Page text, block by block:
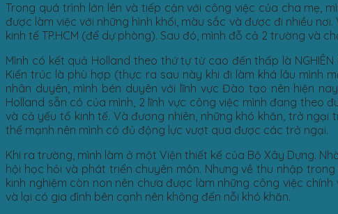
Trong quá trình lớn lên và tiếp cận với công việc của cha mẹ,
được làm việc với những hình khối, màu sắc và được đi nhiều
kinh tế TP.HCM (để dự phòng). Sau đó, mình đỗ cả 2 trường và
Mình có kết quả Holland theo thứ tự từ cao đến thấp là NGHIÊN
Kiến trúc là phù hợp (thực ra sau này khi đi làm khá lâu mình
nhân duyên, mình bén duyên với lĩnh vực Đào tạo nên hiện
Holland sẵn có của mình, 2 lĩnh vực công việc mình đang theo
và cả yếu tố kinh tế. Và đương nhiên, những khó khăn, trở
thế mạnh nên mình có đủ động lực vượt qua được các trở ngại.
Khi ra trường, mình làm ở một Viện thiết kế của Bộ Xây Dựng.
hội học hỏi và phát triển chuyên môn. Nhưng về thu nhập
kinh nghiệm còn non nên chưa được làm những công việc
và lại có gia đình bên cạnh nên không đến nỗi khó khăn.